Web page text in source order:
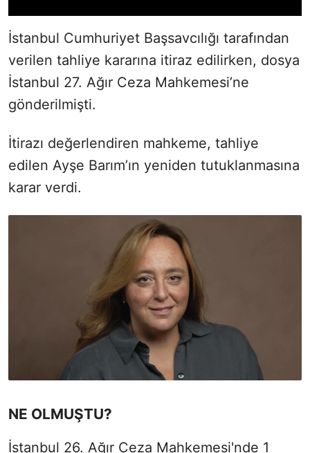
İstanbul Cumhuriyet Başsavcılığı tarafından
verilen tahliye kararına itiraz edilirken, dosya
İstanbul 27. Ağır Ceza Mahkemesi’ne
gönderilmişti.
İtirazı değerlendiren mahkeme, tahliye
edilen Ayşe Barım’ın yeniden tutuklanmasına
karar verdi.
NE OLMUŞTU?
İstanbul 26. Ağır Ceza Mahkemesi'nde 1